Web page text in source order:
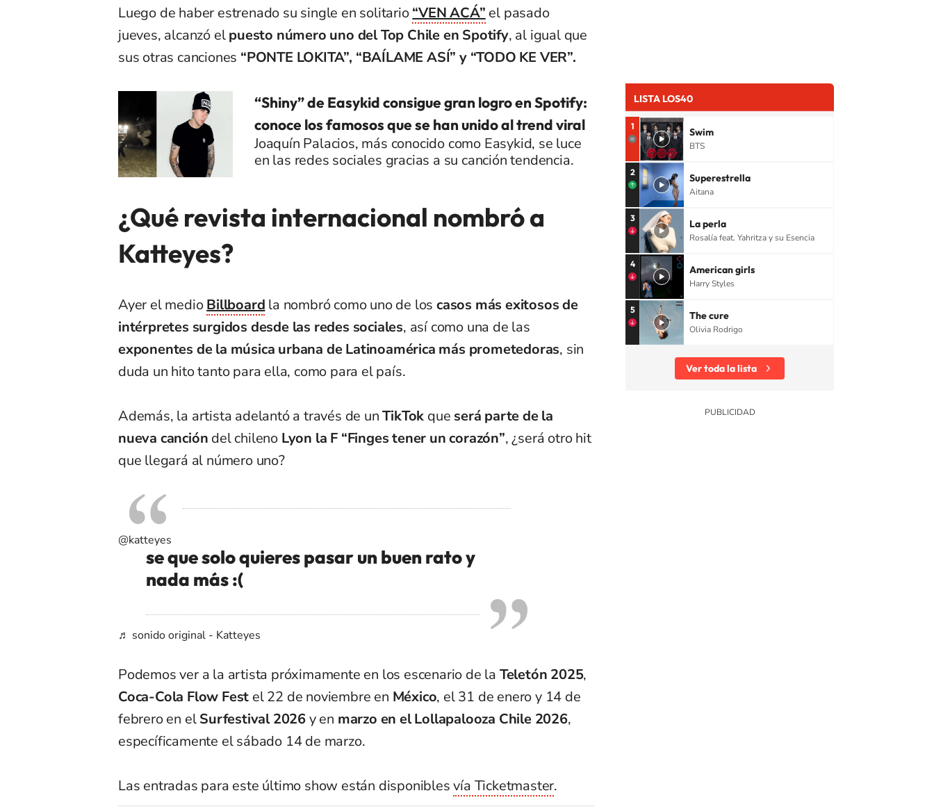
Luego de haber estrenado su single en solitario“VEN ACÁ” el pasado
jueves, alcanzó elpuesto número uno del Top Chile en Spotify, al igual que
sus otras canciones “PONTE LOKITA”, “BAÍLAME ASÍ” y “TODO KE VER”.
“Shiny” de Easykid consigue gran logro en Spotify:
conoce los famosos que se han unido al trend viral
Joaquín Palacios, más conocido como Easykid, se luce
en las redes sociales gracias a su canción tendencia.
¿Qué revista internacional nombró a
Katteyes?
Ayer el medioBillboard la nombró como uno de loscasos más exitosos de
intérpretes surgidos desde las redes sociales, así como una de las
exponentes de la música urbana de Latinoamérica más prometedoras, sin
duda un hito tanto para ella, como para el país.
Además, la artista adelantó a través de unTikTok que será parte de la
nueva canción del chileno Lyon la F “Finges tener un corazón”, ¿será otro hit
que llegará al número uno?
@katteyes
se que solo quieres pasar un buen rato y
nada más :(
♬ sonido original - Katteyes
Podemos ver a la artista próximamente en los escenario de la Teletón 2025,
Coca-Cola Flow Fest el 22 de noviembre en México, el 31 de enero y 14 de
febrero en elSurfestival 2026y en marzo en el Lollapalooza Chile 2026,
específicamente el sábado 14 de marzo.
Las entradas para este último show están disponiblesvía Ticketmaster.
LISTA LOS40
1 Swim
BTS
2 Superestrella
Aitana
3 La perla
Rosalía feat. Yahritza y su Esencia
4 American girls
Harry Styles
5 The cure
Olivia Rodrigo
Ver toda la lista